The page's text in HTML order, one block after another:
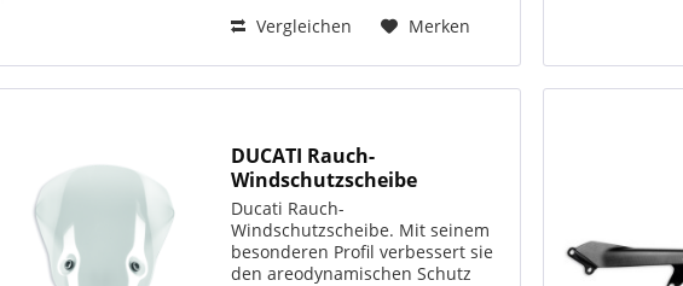
Vergleichen Merken
DUCATI Rauch-
Windschutzscheibe
Ducati Rauch-
Windschutzscheibe. Mit seinem
besonderen Profil verbessert sie
den areodynamischen Schutz